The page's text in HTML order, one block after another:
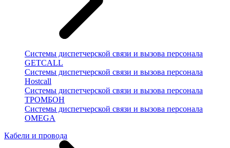
Системы диспетчерской связи и вызова персонала
GETCALL
Системы диспетчерской связи и вызова персонала
Hostcall
Системы диспетчерской связи и вызова персонала
ТРОМБОН
Системы диспетчерской связи и вызова персонала
OMEGA
Кабели и провода